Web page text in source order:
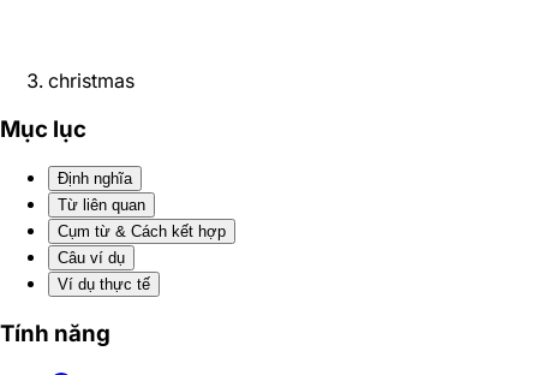
christmas
Mục lục
Định nghĩa
Từ liên quan
Cụm từ & Cách kết hợp
Câu ví dụ
Ví dụ thực tế
Tính năng